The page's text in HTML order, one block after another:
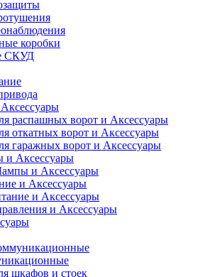
коробки
СКУД
распашных ворот и Аксессуары
откатных ворот и Аксессуары
гаражных ворот и Аксессуары
и Аксессуары
и Аксессуары
и Аксессуары
и Аксессуары
и Аксессуары
шкафов и стоек